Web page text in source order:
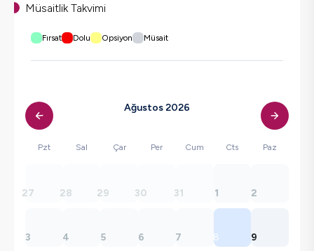
Müsaitlik Takvimi
Fırsat Dolu Opsiyon Müsait
Ağustos 2026
Pzt Sal Çar Per Cum Cts Paz
27 28 29 30 31 1 2
3 4 5 6 7 8 9